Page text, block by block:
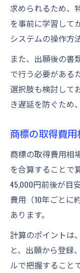
求められるため、
を事前に学習して
システムの操作方
また、出願後の書
で行う必要がある
選択肢も検討して
き遅延を防ぐため
商標の取得費
商標の取得費用相
を合算することで
45,000円前後が目
費用（10年ごとに
あります。
計算のポイントは
と、出願から登録
ルで把握すること